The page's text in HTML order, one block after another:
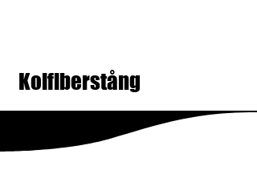
Kolfiberstång